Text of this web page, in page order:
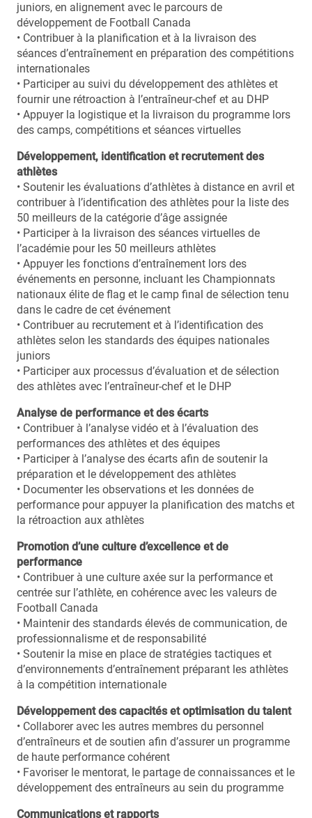
juniors, en alignement avec le parcours de
développement de Football Canada
• Contribuer à la planification et à la livraison des
séances d’entraînement en préparation des compétitions
internationales
• Participer au suivi du développement des athlètes et
fournir une rétroaction à l’entraîneur-chef et au DHP
• Appuyer la logistique et la livraison du programme lors
des camps, compétitions et séances virtuelles
Développement, identification et recrutement des
athlètes
• Soutenir les évaluations d’athlètes à distance en avril et
contribuer à l’identification des athlètes pour la liste des
50 meilleurs de la catégorie d’âge assignée
• Participer à la livraison des séances virtuelles de
l’académie pour les 50 meilleurs athlètes
• Appuyer les fonctions d’entraînement lors des
événements en personne, incluant les Championnats
nationaux élite de flag et le camp final de sélection tenu
dans le cadre de cet événement
• Contribuer au recrutement et à l’identification des
athlètes selon les standards des équipes nationales
juniors
• Participer aux processus d’évaluation et de sélection
des athlètes avec l’entraîneur-chef et le DHP
Analyse de performance et des écarts
• Contribuer à l’analyse vidéo et à l’évaluation des
performances des athlètes et des équipes
• Participer à l’analyse des écarts afin de soutenir la
préparation et le développement des athlètes
• Documenter les observations et les données de
performance pour appuyer la planification des matchs et
la rétroaction aux athlètes
Promotion d’une culture d’excellence et de
performance
• Contribuer à une culture axée sur la performance et
centrée sur l’athlète, en cohérence avec les valeurs de
Football Canada
• Maintenir des standards élevés de communication, de
professionnalisme et de responsabilité
• Soutenir la mise en place de stratégies tactiques et
d’environnements d’entraînement préparant les athlètes
à la compétition internationale
Développement des capacités et optimisation du talent
• Collaborer avec les autres membres du personnel
d’entraîneurs et de soutien afin d’assurer un programme
de haute performance cohérent
• Favoriser le mentorat, le partage de connaissances et le
développement des entraîneurs au sein du programme
Communications et rapports